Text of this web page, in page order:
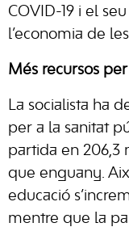
COVID-19 i el
l’economia de les
Més recursos
La socialista ha
per a la sanitat
partida en 206,3
que enguany.
educació
mentre que la